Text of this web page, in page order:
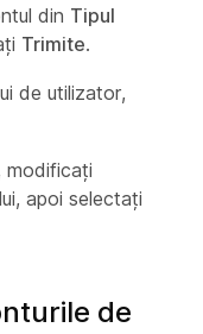
din Tipul
Trimite.
de utilizator,
modificați
apoi selectați
de